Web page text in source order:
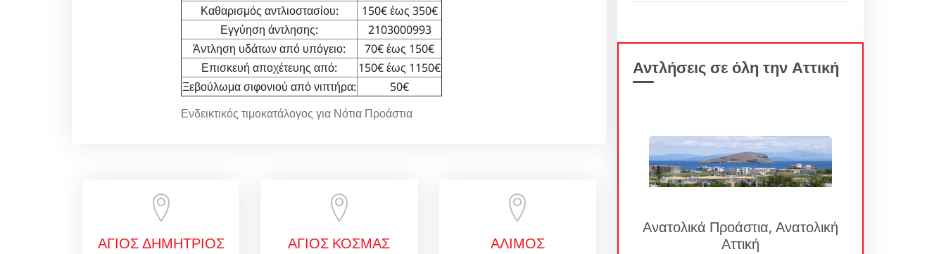
Ενδεικτικός τιμοκατάλογος για Νότια Προάστια
Καθαρισμός αντλιοστασίου:
150€ έως 350€
Εγγύηση άντλησης:
2103000993
Άντληση υδάτων από υπόγειο:
70€ έως 150€
Επισκευή αποχέτευης από:
150€ έως 1150€
Ξεβούλωμα σιφονιού από νιπτήρα:
50€
ΑΓΙΟΣ ΔΗΜΗΤΡΙΟΣ ΑΓΙΟΣ ΚΟΣΜΑΣ ΑΛΙΜΟΣ
Αντλήσεις σε όλη την Αττική
Ανατολικά Προάστια, Ανατολική
Αττική